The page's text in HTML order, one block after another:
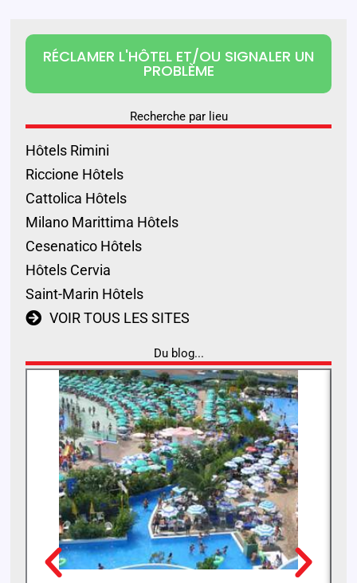
RÉCLAMER L'HÔTEL ET/OU SIGNALER UN
PROBLÈME
Recherche par lieu
Hôtels Rimini
Riccione Hôtels
Cattolica Hôtels
Milano Marittima Hôtels
Cesenatico Hôtels
Hôtels Cervia
Saint-Marin Hôtels
VOIR TOUS LES SITES
Du blog...